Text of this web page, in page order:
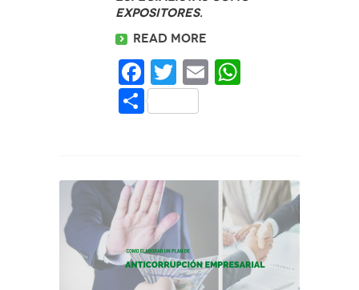
expositores.
Read more
Facebook
Twitter
Email
Share